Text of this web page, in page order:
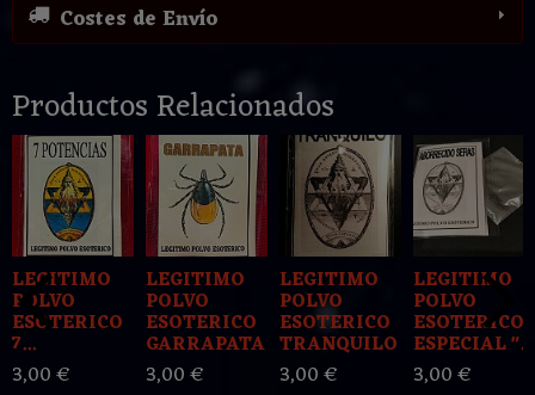
Costes de Envío
Productos Relacionados
LEGITIMO
POLVO
ESOTERICO
7...
3,00 €
LEGITIMO
POLVO
ESOTERICO
GARRAPATA
3,00 €
LEGITIMO
POLVO
ESOTERICO
TRANQUILO
3,00 €
LEGITIMO
POLVO
ESOTERICO
ESPECIAL "...
3,00 €